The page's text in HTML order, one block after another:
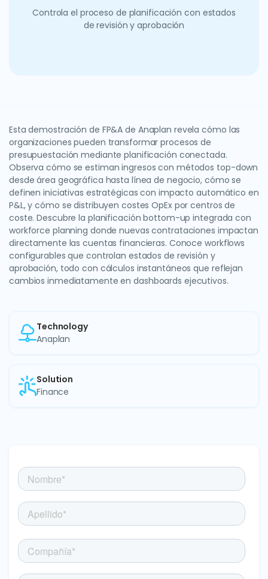
Controla el proceso de planificación con estados
de revisión y aprobación
Esta demostración de FP&A de Anaplan revela cómo las
organizaciones pueden transformar procesos de
presupuestación mediante planificación conectada.
Observa cómo se estiman ingresos con métodos top-down
desde área geográfica hasta línea de negocio, cómo se
definen iniciativas estratégicas con impacto automático en
P&L, y cómo se distribuyen costes OpEx por centros de
coste. Descubre la planificación bottom-up integrada con
workforce planning donde nuevas contrataciones impactan
directamente las cuentas financieras. Conoce workflows
configurables que controlan estados de revisión y
aprobación, todo con cálculos instantáneos que reflejan
cambios inmediatamente en dashboards ejecutivos.
Technology
Anaplan
Solution
Finance